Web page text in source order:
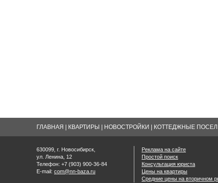
ГЛАВНАЯ КВАРТИРЫ НОВОСТРОЙКИ КОТТЕДЖНЫЕ
630099, г. Новосибирск,
ул. Ленина, 12
Телефон: +7 (903) 900-36-84
E-mail: com@nn-baza.ru
Реклама на сайте
Простой поиск
Консультация юриста
Цены на квартиры
Средние цены на вторичном